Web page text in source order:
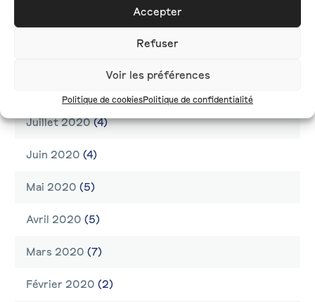
Accepter
Refuser
Voir les préférences
Politique de cookiesPolitique de confidentialité
Octobre 2020(6)
Juillet 2020(4)
Juin 2020 (4)
Mai 2020 (5)
Avril 2020 (5)
Mars 2020 (7)
Février 2020 (2)